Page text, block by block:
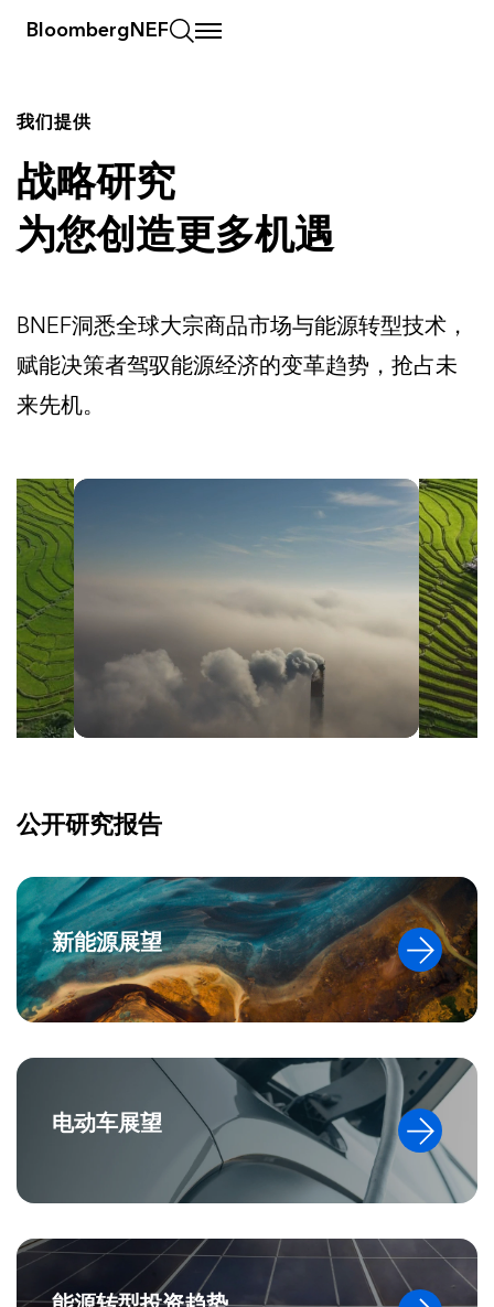
BloombergNEF
我们提供
战略研究
为您创造更多机遇
BNEF洞悉全球大宗商品市场与能源转型技术，
赋能决策者驾驭能源经济的变革趋势，抢占未
来先机。
公开研究报告
新能源展望
电动车展望